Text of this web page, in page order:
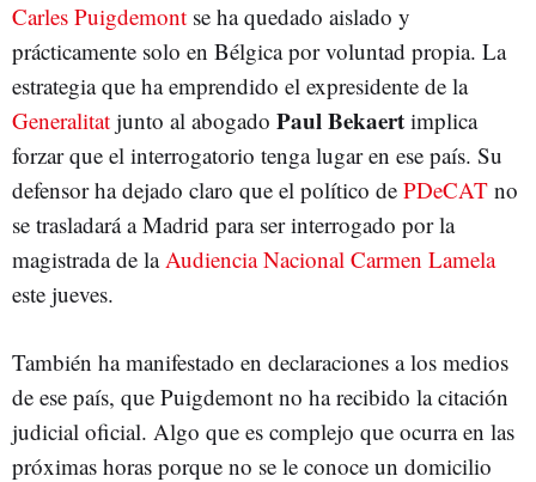
Carles Puigdemont se ha quedado aislado y
prácticamente solo en Bélgica por voluntad propia. La
estrategia que ha emprendido el expresidente de la
Generalitat junto al abogado Paul Bekaert implica
forzar que el interrogatorio tenga lugar en ese país. Su
defensor ha dejado claro que el político de PDeCAT no
se trasladará a Madrid para ser interrogado por la
magistrada de laAudiencia Nacional Carmen Lamela
este jueves.
También ha manifestado en declaraciones a los medios
de ese país, que Puigdemont no ha recibido la citación
judicial oficial. Algo que es complejo que ocurra en las
próximas horas porque no se le conoce un domicilio